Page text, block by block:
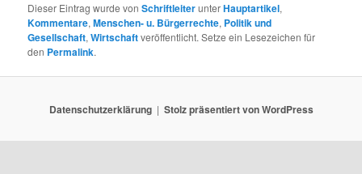
Dieser Eintrag wurde vonSchriftleiterunterHauptartikel,
Kommentare,Menschen- u. Bürgerrechte, Politik und
Gesellschaft,Wirtschaftveröffentlicht. Setze ein Lesezeichen für
den Permalink.
Datenschutzerklärung Stolz präsentiert von WordPress